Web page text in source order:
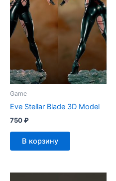
Game
Eve Stellar Blade 3D Model
750₽
В корзину